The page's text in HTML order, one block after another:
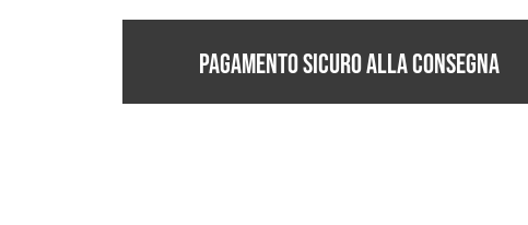
PAGAMENTO SICURO ALLA CONSEGNA